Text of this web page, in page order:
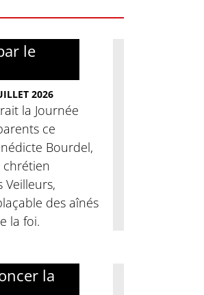
le
2026
la Journée
ce
Bourdel,
chrétien
Veilleurs,
des aînés
la foi.
la